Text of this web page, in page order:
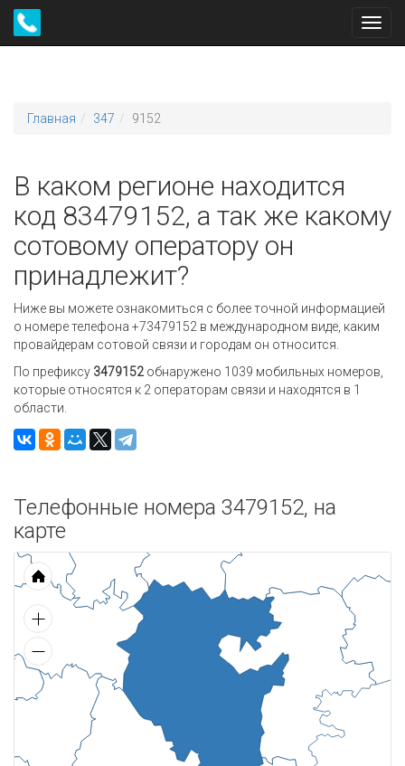
Главная 347 9152
В каком регионе находится
код 83479152, а так же какому
сотовому оператору он
принадлежит?
Ниже вы можете ознакомиться с более точной информацией
о номере телефона +73479152 в международном виде, каким
провайдерам сотовой связи и городам он относится.
По префиксу 3479152 обнаружено 1039 мобильных номеров,
которые относятся к 2 операторам связи и находятся в 1
области.
Телефонные номера 3479152, на
карте